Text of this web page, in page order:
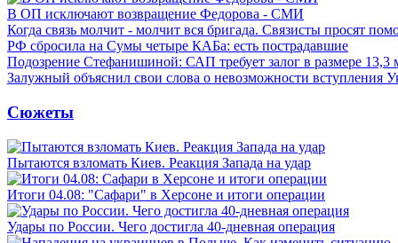
В ОП исключают возвращение Федорова - СМИ
Когда связь молчит - молчит вся бригада. Связисты просят
РФ сбросила на Сумы четыре КАБа: есть пострадавшие
Подозрение Стефанишиной: САП требует залог в размере 13,3
Залужный объяснил свои слова о невозможности
Сюжеты
Пытаются взломать Киев. Реакция Запада на удар
Итоги 04.08: "Сафари" в Херсоне и итоги операции
Удары по России. Чего достигла 40-дневная операция